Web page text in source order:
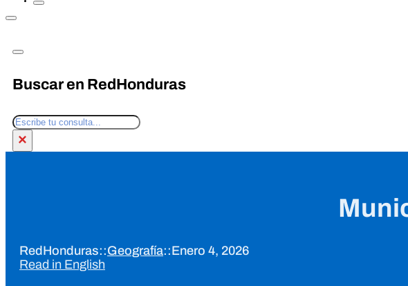
Buscar en RedHonduras
Buscar
×
RedHonduras::Geografía::Enero 4, 2026
Read in English